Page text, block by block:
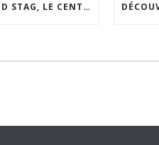
DÉCOUVREZ RED STAG, LE CENTRE DE COWORKING DE CHOLET